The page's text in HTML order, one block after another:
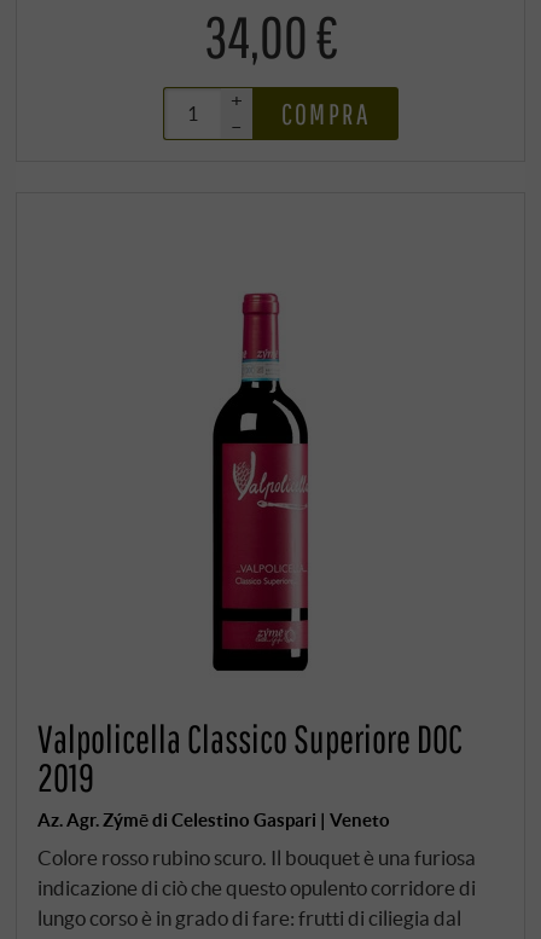
34,00 €
+
–
COMPRA
Valpolicella Classico Superiore DOC
2019
Az. Agr. Zýmē di Celestino Gaspari | Veneto
Colore rosso rubino scuro. Il bouquet è una furiosa
indicazione di ciò che questo opulento corridore di
lungo corso è in grado di fare: frutti di ciliegia dal